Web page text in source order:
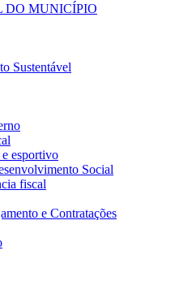
DO MUNICÍPIO
Sustentável
esportivo
Social
fiscal
e Contratações